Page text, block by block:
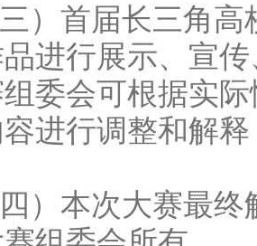
三）首届长三角
进行展示、宣
委会可根据实
进行调整和解
四）本次大赛最